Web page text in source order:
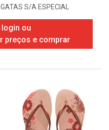
S/A ESPECIAL
login ou
preços e comprar